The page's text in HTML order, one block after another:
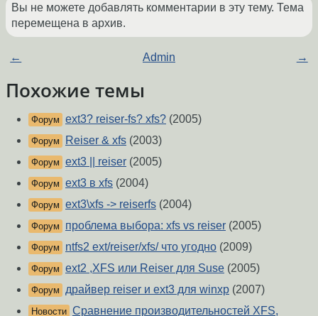
Вы не можете добавлять комментарии в эту тему. Тема
перемещена в архив.
← Admin →
Похожие темы
Форум ext3? reiser-fs? xfs? (2005)
Форум Reiser & xfs (2003)
Форум ext3 || reiser (2005)
Форум ext3 в xfs (2004)
Форум ext3\xfs -> reiserfs (2004)
Форум проблема выбора: xfs vs reiser (2005)
Форум ntfs2 ext/reiser/xfs/ что угодно (2009)
Форум ext2 ,XFS или Reiser для Suse (2005)
Форум драйвер reiser и ext3 для winxp (2007)
Новости Сравнение производительностей XFS,